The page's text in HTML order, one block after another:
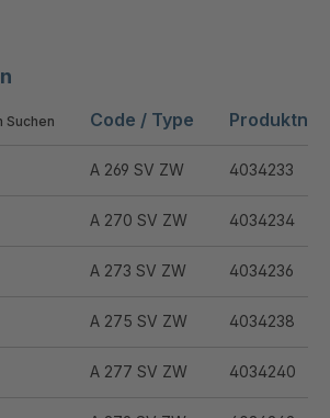
Suchen Code / Type
A 269 SV ZW 4034233
A 270 SV ZW 4034234
A 273 SV ZW 4034236
A 275 SV ZW 4034238
A 277 SV ZW 4034240